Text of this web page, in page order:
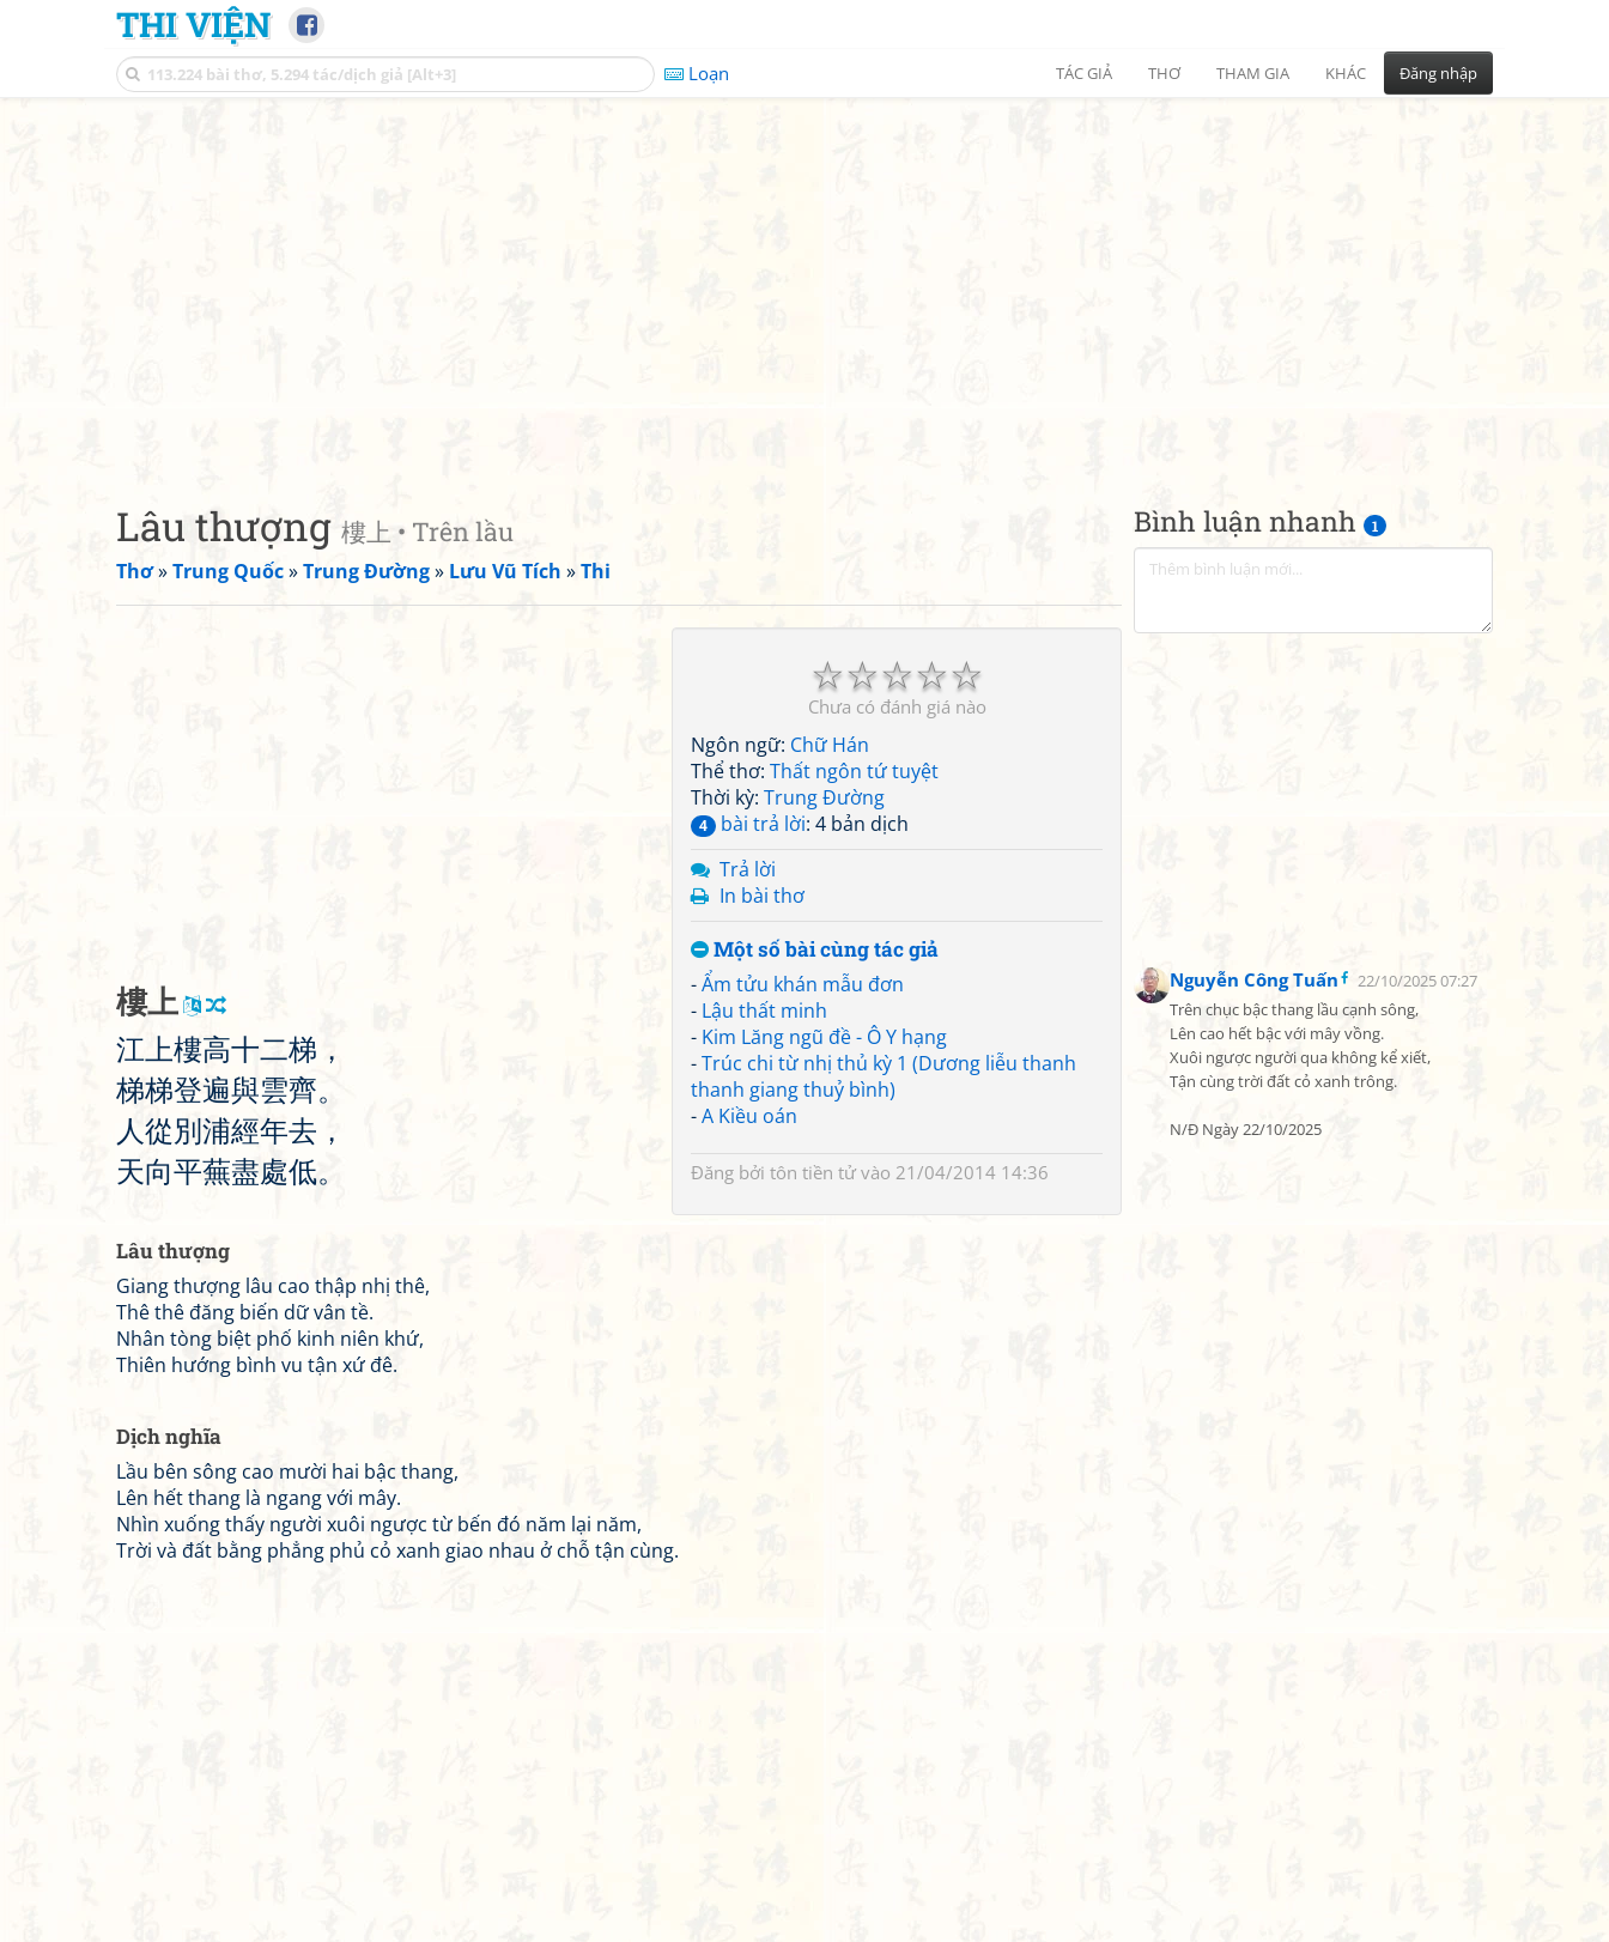
THI VIỆN
Loạn TÁC GIẢ THƠ THAM GIA KHÁC Đăng nhập
Bình luận nhanh 1
Nguyễn Công Tuấn
22/10/2025 07:27
Trên chục bậc thang lầu cạnh sông,
Lên cao hết bậc với mây vồng.
Xuôi ngược người qua không kể xiết,
Tận cùng trời đất cỏ xanh trông.
N/Đ Ngày 22/10/2025
Lâu thượng 樓上 • Trên lầu
Thơ»Trung Quốc»Trung Đường» Lưu Vũ Tích »Thi
☆
☆
☆
☆
☆
Chưa có đánh giá nào
Ngôn ngữ: Chữ Hán
Thể thơ: Thất ngôn tứ tuyệt
Thời kỳ: Trung Đường
4 bài trả lời: 4 bản dịch
Trả lời
In bài thơ
Một số bài cùng tác giả
-Ẩm tửu khán mẫu đơn
- Lậu thất minh
- Kim Lăng ngũ đề - Ô Y hạng
-Trúc chi từ nhị thủ kỳ 1 (Dương liễu thanh
thanh giang thuỷ bình)
-A Kiều oán
Đăng bởi tôn tiền tửvào 21/04/2014 14:36
樓上
江 上樓高十二梯 ，
梯梯登遍與雲齊。
人從別 浦經年去 ，
天向平蕪盡處低。
Lâu thượng
Giang thượng lâu cao thập nhị thê,
Thê thê đăng biến dữ vân tề.
Nhân tòng biệt phố kinh niên khứ,
Thiên hướng bình vu tận xứ đê.
Dịch nghĩa
Lầu bên sông cao mười hai bậc thang,
Lên hết thang là ngang với mây.
Nhìn xuống thấy người xuôi ngược từ bến đó năm lại năm,
Trời và đất bằng phẳng phủ cỏ xanh giao nhau ở chỗ tận cùng.